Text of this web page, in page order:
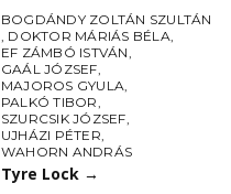
BOGDÁNDY ZOLTÁN SZULTÁN
, DOKTOR MÁRIÁS BÉLA,
EF ZÁMBÓ ISTVÁN,
GAÁL JÓZSEF,
MAJOROS GYULA,
PALKÓ TIBOR,
SZURCSIK JÓZSEF,
UJHÁZI PÉTER,
WAHORN ANDRÁS
Tyre Lock →